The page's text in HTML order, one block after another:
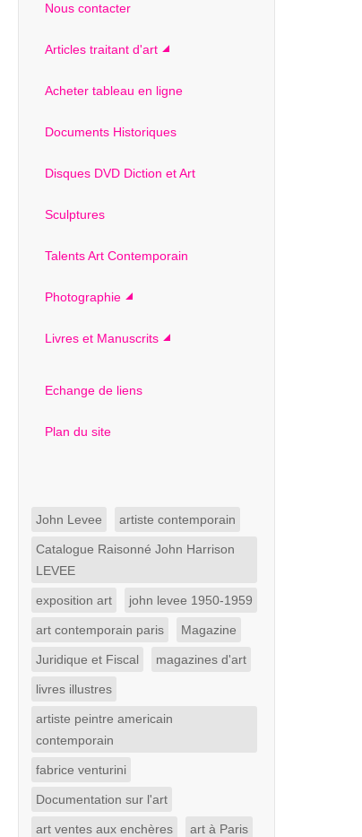
Nous contacter
Articles traitant d'art
Acheter tableau en ligne
Documents Historiques
Disques DVD Diction et Art
Sculptures
Talents Art Contemporain
Photographie
Livres et Manuscrits
Echange de liens
Plan du site
John Levee artiste contemporain
Catalogue Raisonné John Harrison
LEVEE
exposition art john levee 1950-1959
art contemporain paris Magazine
Juridique et Fiscal magazines d'art
livres illustres
artiste peintre americain
contemporain
fabrice venturini
Documentation sur l'art
art ventes aux enchères art à Paris